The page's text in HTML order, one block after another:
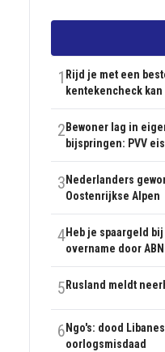
1 Rijd je met een
kentekencheck
2 Bewoner lag in
bijspringen: PVV
3 Nederlanders
Oostenrijkse Alpen
4Heb je spaargeld
overname door ABN
5 Rusland meldt
6 Ngo's: dood
oorlogsmisdaad